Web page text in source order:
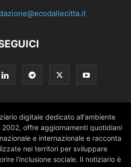
digitale dedicato all'ambiente
offre aggiornamenti quotidiani
e internazionale e racconta
nei territori per sviluppare
l'inclusione sociale. Il notiziario è